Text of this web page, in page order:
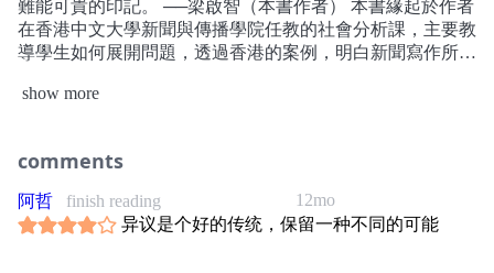
難能可貴的印記。 ──梁啟智（本書作者） 本書緣起於作者
在香港中文大學新聞與傳播學院任教的社會分析課，主要教
導學生如何展開問題，透過香港的案例，明白新聞寫作所需
都出於中國當局對香港情勢的誤解，本書初衷正是力求化解
系列重要問題：如果中國對香港的主流理解有嚴重偏差，理
由是什麼？背後是否有結構性的成因？希望透過對香港問題
的探討，帶動更多人提出質疑，尋找答案。 本書於網路社
群平臺連載期間，香港爆發了數十年來最大規模的抗爭運
show more
comments
12mo
阿哲
finish reading
异议是个好的传统，保留一种不同的可能